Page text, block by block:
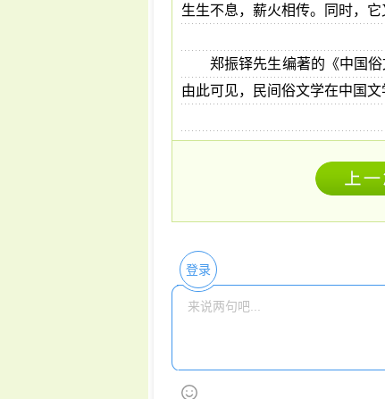
生生不息，薪火相传。同时，
郑振铎先生编著的《中国
由此可见，民间俗文学在中国
登录